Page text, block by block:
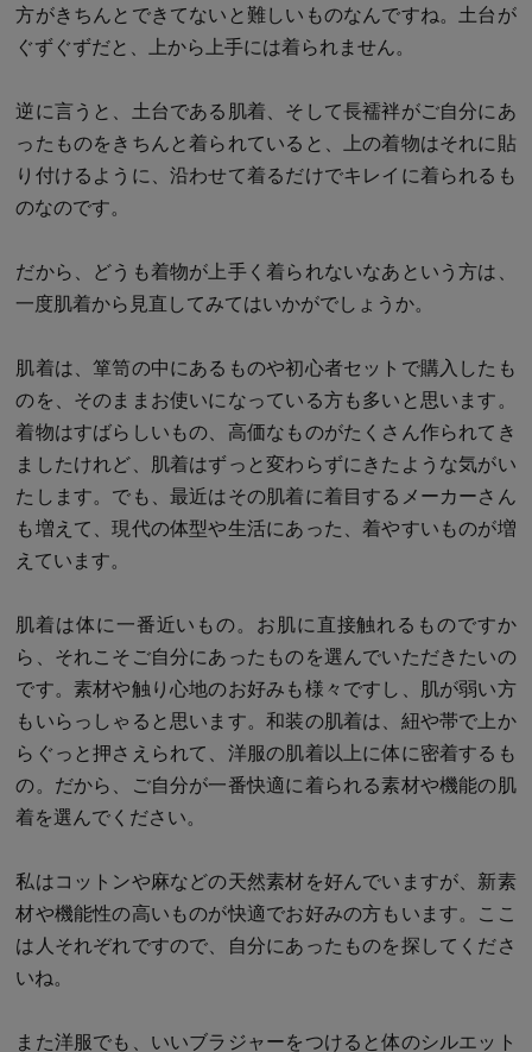
方がきちんとできてないと難しいものなんですね。土台が
ぐずぐずだと、上から上手には着られません。
逆に言うと、土台である肌着、そして長襦袢がご自分にあ
ったものをきちんと着られていると、上の着物はそれに貼
り付けるように、沿わせて着るだけでキレイに着られるも
のなのです。
だから、どうも着物が上手く着られないなあという方は、
一度肌着から見直してみてはいかがでしょうか。
肌着は、箪笥の中にあるものや初心者セットで購入したも
のを、そのままお使いになっている方も多いと思います。
着物はすばらしいもの、高価なものがたくさん作られてき
ましたけれど、肌着はずっと変わらずにきたような気がい
たします。でも、最近はその肌着に着目するメーカーさん
も増えて、現代の体型や生活にあった、着やすいものが増
えています。
肌着は体に一番近いもの。お肌に直接触れるものですか
ら、それこそご自分にあったものを選んでいただきたいの
です。素材や触り心地のお好みも様々ですし、肌が弱い方
もいらっしゃると思います。和装の肌着は、紐や帯で上か
らぐっと押さえられて、洋服の肌着以上に体に密着するも
の。だから、ご自分が一番快適に着られる素材や機能の肌
着を選んでください。
私はコットンや麻などの天然素材を好んでいますが、新素
材や機能性の高いものが快適でお好みの方もいます。ここ
は人それぞれですので、自分にあったものを探してくださ
いね。
また洋服でも、いいブラジャーをつけると体のシルエット